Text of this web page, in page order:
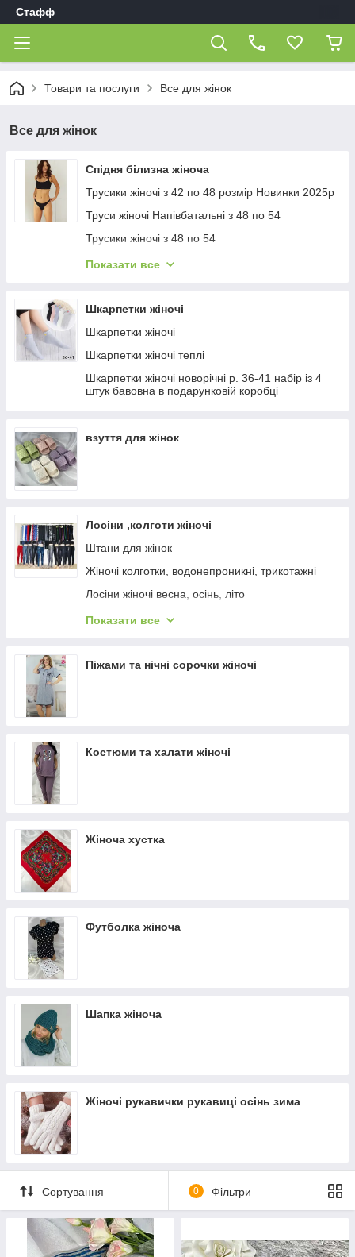
Стафф
Товари та послуги Все для жінок
Все для жінок
Спідня білизна жіноча
Трусики жіночі з 42 по 48 розмір Новинки 2025р
Труси жіночі Напівбатальні з 48 по 54
Трусики жіночі з 48 по 54
Труси жіночі батальні з 54 по 62 розміри
Труси жіночі тижні 48-50-52-54 раз Туреччина за
Жіночі трусики 46-48 розміру
Жіночі трусики 52-54 розміру
Труси жіночі норма
Жіночі трусики Новинки 2026 Розміри з 48 по 56
Показати все
Шкарпетки жіночі
Шкарпетки жіночі
Шкарпетки жіночі теплі
Шкарпетки жіночі новорічні р. 36-41 набір із 4
штук бавовна в подарунковій коробці
взуття для жінок
Лосіни ,колготи жіночі
Штани для жінок
Жіночі колготки, водонепроникні, трикотажні
Лосіни жіночі весна, осінь, літо
Лосіни жіночі зима
Шорти жіночі
Показати все
Піжами та нічні сорочки жіночі
Костюми та халати жіночі
Жіноча хустка
Футболка жіноча
Шапка жіноча
Жіночі рукавички рукавиці осінь зима
Сортування 0 Фільтри